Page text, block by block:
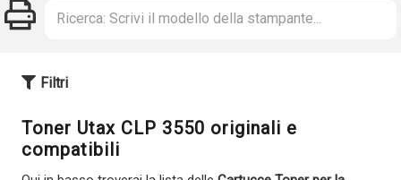
Filtri
Toner Utax CLP 3550 originali e
compatibili